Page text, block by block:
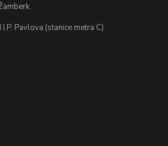
Pavlova (stanice metra C)